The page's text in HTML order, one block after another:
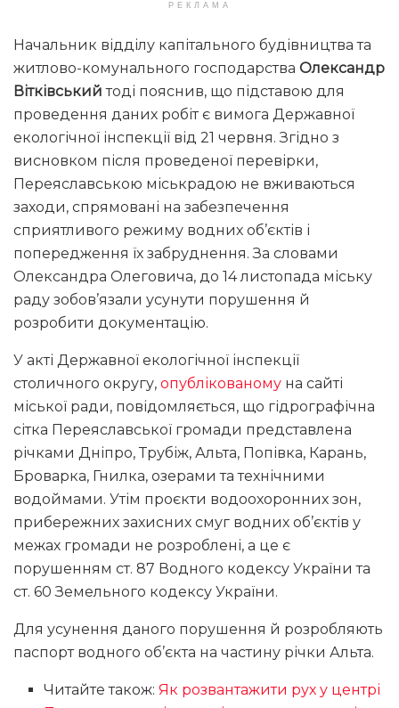
РЕКЛАМА
Начальник відділу капітального будівництва та
житлово-комунального господарства Олександр
Вітківський тоді пояснив, що підставою для
проведення даних робіт є вимога Державної
екологічної інспекції від 21 червня. Згідно з
висновком після проведеної перевірки,
Переяславською міськрадою не вживаються
заходи, спрямовані на забезпечення
сприятливого режиму водних об’єктів і
попередження їх забруднення. За словами
Олександра Олеговича, до 14 листопада міську
раду зобов’язали усунути порушення й
розробити документацію.
У акті Державної екологічної інспекції
столичного округу, опублікованому на сайті
міської ради, повідомляється, що гідрографічна
сітка Переяславської громади представлена
річками Дніпро, Трубіж, Альта, Попівка, Карань,
Броварка, Гнилка, озерами та технічними
водоймами. Утім проєкти водоохоронних зон,
прибережних захисних смуг водних об’єктів у
межах громади не розроблені, а це є
порушенням ст. 87 Водного кодексу України та
ст. 60 Земельного кодексу України.
Для усунення даного порушення й розробляють
паспорт водного об’єкта на частину річки Альта.
Читайте також:Як розвантажити рух у центрі